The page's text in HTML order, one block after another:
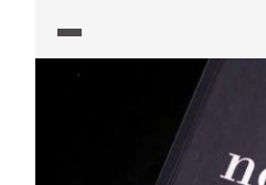
autobiografické a které